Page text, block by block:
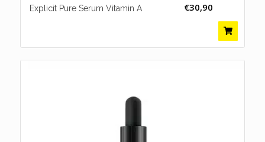
Explicit Pure Serum Vitamin A €30,90